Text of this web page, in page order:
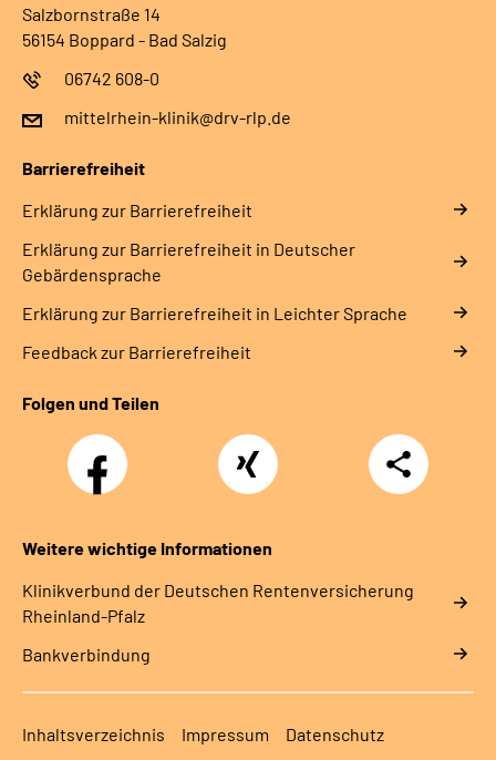
Salzbornstraße 14
56154 Boppard - Bad Salzig
06742 608-0
mittelrhein-klinik@drv-rlp.de
Barrierefreiheit
Erklärung zur Barrierefreiheit
Erklärung zur Barrierefreiheit in Deutscher
Gebärdensprache
Erklärung zur Barrierefreiheit in Leichter Sprache
Feedback zur Barrierefreiheit
Folgen und Teilen
Facebook Xing
Teilen
Weitere wichtige Informationen
Klinikverbund der Deutschen Rentenversicherung
Rheinland-Pfalz
Bankverbindung
Inhaltsverzeichnis Impressum Datenschutz